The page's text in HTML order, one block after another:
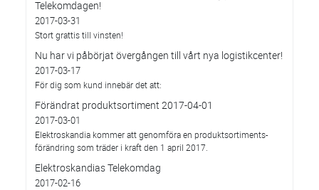
Telekomdagen!
2017-03-31
Stort grattis till vinsten!
Nu har vi påbörjat övergången till vårt nya logistikcenter!
2017-03-17
För dig som kund innebär det att:
Förändrat produktsortiment 2017-04-01
2017-03-01
Elektroskandia kommer att genomföra en produktsortiments-
förändring som träder i kraft den 1 april 2017.
Elektroskandias Telekomdag
2017-02-16